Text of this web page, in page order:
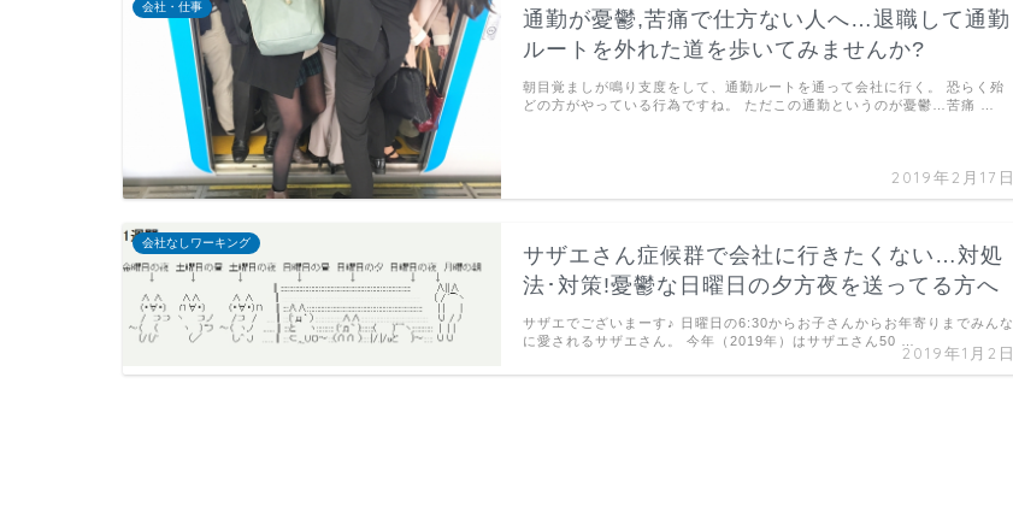
会社・仕事
通勤が憂鬱,苦痛で仕方ない人へ…退職して通勤
ルートを外れた道を歩いてみませんか?
2019年2月17日
朝目覚ましが鳴り支度をして、通勤ルートを通って会社に行く。 恐らく殆
どの方がやっている行為ですね。 ただこの通勤というのが憂鬱…苦痛 …
会社なしワーキング
サザエさん症候群で会社に行きたくない…対処
法･対策!憂鬱な日曜日の夕方夜を送ってる方へ
2019年1月2日
サザエでございまーす♪ 日曜日の6:30からお子さんからお年寄りまでみんな
に愛されるサザエさん。 今年（2019年）はサザエさん50 …